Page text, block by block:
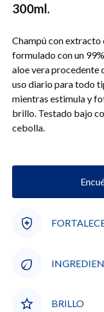
300ml.
Champú con extracto
formulado con un
aloe vera procedente
uso diario para todo
mientras estimula y
brillo. Testado bajo
cebolla.
BRILLO